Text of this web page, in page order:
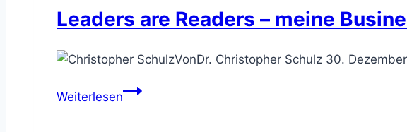
entrümpeln
und
Top-
Consultant
werden
Leaders are Readers – meine
VonDr. Christopher Schulz 30.
WeiterlesenLeaders